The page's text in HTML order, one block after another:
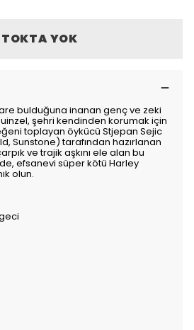
YOK
bulduğuna inanan genç ve zeki
şehri kendinden korumak için
toplayan öykücü Stjepan Sejic
Sunstone) tarafından hazırlanan
ve trajik aşkını ele alan bu
efsanevi süper kötü Harley
olun.